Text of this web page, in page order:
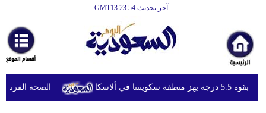
آخر تحديث GMT13:23:54
أخبارعاجلة
رياضة
ثقافة
الصحة الفرنسية سكوينتنا في ألاسكا